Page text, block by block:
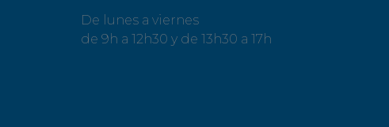
De lunes a viernes
de 9h a 12h30 y de 13h30 a 17h